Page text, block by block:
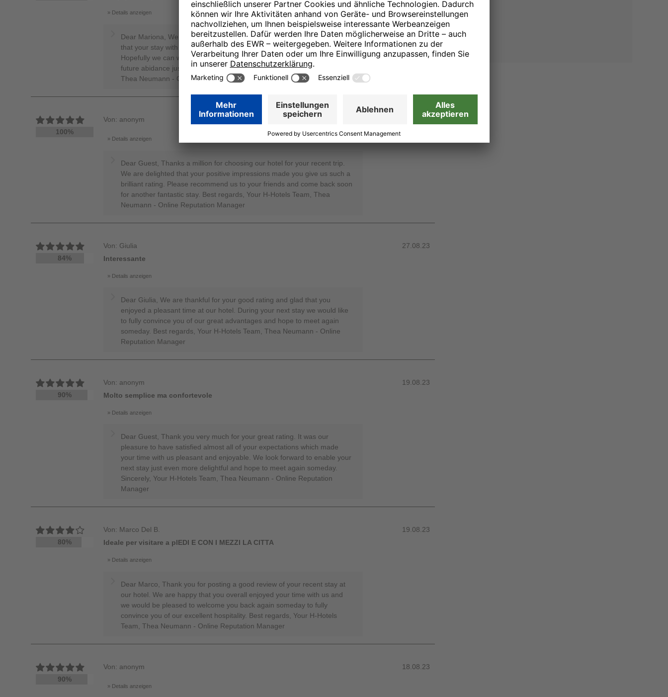
Details anzeigen
Dear Mariona, We are thankful for your great rating and happy to know
that your stay with us was associated with delightful impressions.
Hopefully we can welcome you back again someday and enable your
future abidance just as enjoyable. Best regards, Your H-Hotels Team,
Thea Neumann - Online Reputation Manager
100%
Von: anonym
Details anzeigen
Dear Guest, Thanks a million for choosing our hotel for your recent trip.
We are delighted that your positive impressions made you give us such a
brilliant rating. Please recommend us to your friends and come back soon
for another fantastic stay. Best regards, Your H-Hotels Team, Thea
Neumann - Online Reputation Manager
28.08.23
84%
Von: Giulia
Interessante
Details anzeigen
Dear Giulia, We are thankful for your good rating and glad that you
enjoyed a pleasant time at our hotel. During your next stay we would like
to fully convince you of our great advantages and hope to meet again
someday. Best regards, Your H-Hotels Team, Thea Neumann - Online
Reputation Manager
27.08.23
90%
Von: anonym
Molto semplice ma confortevole
Details anzeigen
Dear Guest, Thank you very much for your great rating. It was our
pleasure to have satisfied almost all of your expectations which made
your time with us pleasant and enjoyable. We look forward to enable your
next stay just even more delightful and hope to meet again someday.
Sincerely, Your H-Hotels Team, Thea Neumann - Online Reputation
Manager
19.08.23
80%
Von: Marco Del B.
Ideale per visitare a pIEDI E CON I MEZZI LA CITTA
Details anzeigen
Dear Marco, Thank you for posting a good review of your recent stay at
our hotel. We are happy that you overall enjoyed your time with us and
we would be pleased to welcome you back again someday to fully
convince you of our excellent hospitality. Best regards, Your H-Hotels
Team, Thea Neumann - Online Reputation Manager
19.08.23
90%
Von: anonym
Details anzeigen
18.08.23